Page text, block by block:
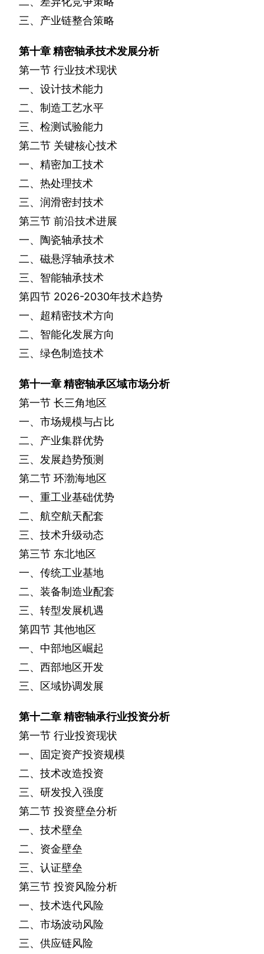
三、产业链整合策略
第十章精密轴承技术发展分析
第一节 行业技术现状
一、设计技术能力
二、制造工艺水平
三、检测试验能力
第二节 关键核心技术
一、精密加工技术
二、热处理技术
三、润滑密封技术
第三节 前沿技术进展
一、陶瓷轴承技术
二、磁悬浮轴承技术
三、智能轴承技术
第四节 2026-2030年技术趋势
一、超精密技术方向
二、智能化发展方向
三、绿色制造技术
第十一章精密轴承区域市场分析
第一节 长三角地区
一、市场规模与占比
二、产业集群优势
三、发展趋势预测
第二节 环渤海地区
一、重工业基础优势
二、航空航天配套
三、技术升级动态
第三节 东北地区
一、传统工业基地
二、装备制造业配套
三、转型发展机遇
第四节 其他地区
一、中部地区崛起
二、西部地区开发
三、区域协调发展
第十二章精密轴承行业投资分析
第一节 行业投资现状
一、固定资产投资规模
二、技术改造投资
三、研发投入强度
第二节 投资壁垒分析
一、技术壁垒
二、资金壁垒
三、认证壁垒
第三节 投资风险分析
一、技术迭代风险
二、市场波动风险
三、供应链风险